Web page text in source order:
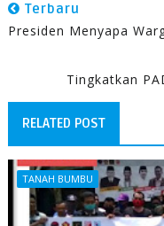
Terbaru
Presiden Menyapa
Tingkatkan
RELATED POST
TANAH BUMBU